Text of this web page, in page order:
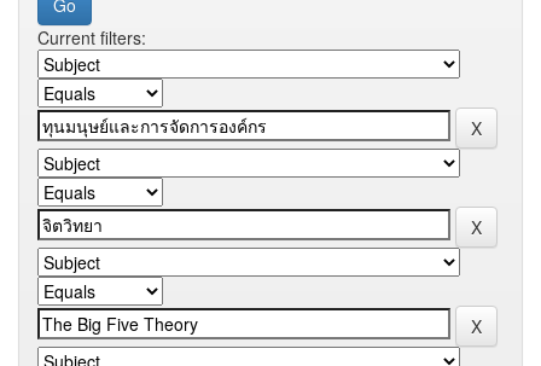
Current filters: